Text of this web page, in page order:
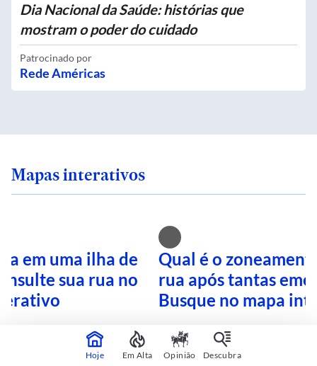
Dia Nacional da Saúde: histórias que
mostram o poder do cuidado
Patrocinado por
Rede Américas
Mapas interativos
em uma ilha de
sua rua no
Qual é o
rua após tantas
Busque no mapa
Hoje Em Alta Opinião Descubra